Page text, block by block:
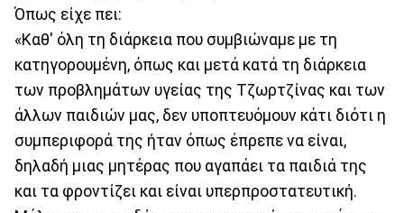
Όπως είχε πει:
«Καθ' όλη τη διάρκεια που συμβιώναμε με τη
κατηγορουμένη, όπως και μετά κατά τη διάρκεια
των προβλημάτων υγείας της Τζωρτζίνας και των
άλλων παιδιών μας, δεν υποπτευόμουν κάτι διότι η
συμπεριφορά της ήταν όπως έπρεπε να είναι,
δηλαδή μιας μητέρας που αγαπάει τα παιδιά της
και τα φροντίζει και είναι υπερπροστατευτική.